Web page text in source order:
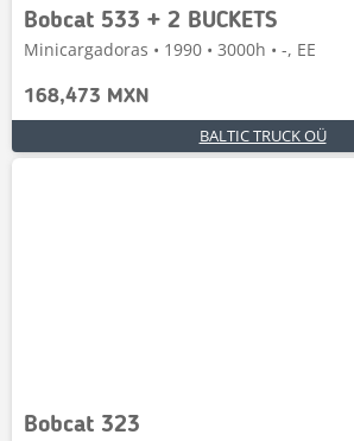
Bobcat 533 + 2 BUCKETS
Minicargadoras • 1990 • 3000h • -, EE
168,473 MXN
BALTIC TRUCK OÜ
Bobcat 323